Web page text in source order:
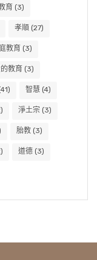
育 (3)
孝順 (27)
教育 (3)
教育 (3)
智慧 (4)
淨土宗 (3)
胎教 (3)
道德 (3)